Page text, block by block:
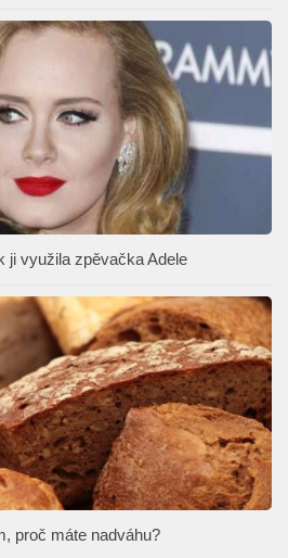
ji využila zpěvačka Adele
proč máte nadváhu?